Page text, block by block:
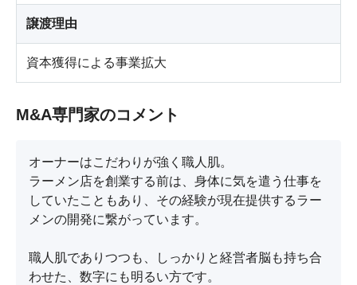
譲渡理由
資本獲得による事業拡大
M&A専門家のコメント
オーナーはこだわりが強く職人肌。
ラーメン店を創業する前は、身体に気を遣う仕事を
していたこともあり、その経験が現在提供するラー
メンの開発に繋がっています。
職人肌でありつつも、しっかりと経営者脳も持ち合
わせた、数字にも明るい方です。